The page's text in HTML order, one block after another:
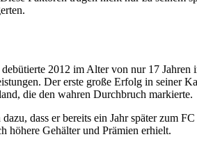
2012 im Alter von nur 17 Jahren
Der erste große Erfolg in seiner
die den wahren Durchbruch markierte.
dass er bereits ein Jahr später zum
höhere Gehälter und Prämien erhielt.